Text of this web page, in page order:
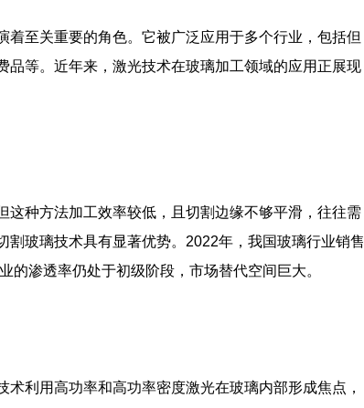
至关重要的角色。它被广泛应用于多个行业，包括但
等。近年来，激光技术在玻璃加工领域的应用正展现
种方法加工效率较低，且切割边缘不够平滑，往往需
玻璃技术具有显著优势。2022年，我国玻璃行业销售
渗透率仍处于初级阶段，市场替代空间巨大。
利用高功率和高功率密度激光在玻璃内部形成焦点，